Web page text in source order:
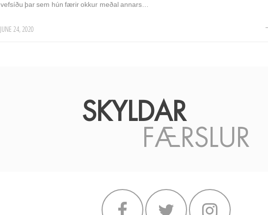
vefsíðu þar sem hún færir okkur meðal annars…
JUNE 24, 2020
SKYLDAR
FÆRSLUR